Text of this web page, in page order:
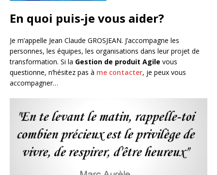
En quoi puis-je vous aider?
Je m’appelle Jean Claude GROSJEAN. J’accompagne les
personnes, les équipes, les organisations dans leur projet de
transformation. Si la Gestion de produit Agile vous
questionne, n’hésitez pas à me contacter, je peux vous
accompagner…